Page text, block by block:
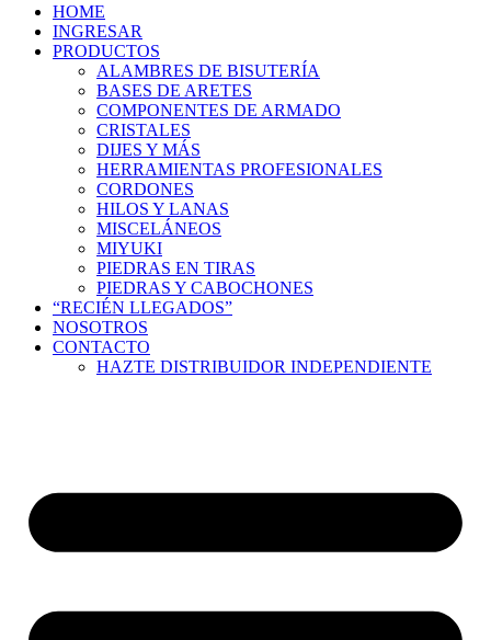
HOME
INGRESAR
PRODUCTOS
ALAMBRES DE BISUTERÍA
BASES DE ARETES
COMPONENTES DE ARMADO
CRISTALES
DIJES Y MÁS
HERRAMIENTAS PROFESIONALES
CORDONES
HILOS Y LANAS
MISCELÁNEOS
MIYUKI
PIEDRAS EN TIRAS
PIEDRAS Y CABOCHONES
“RECIÉN LLEGADOS”
NOSOTROS
CONTACTO
HAZTE DISTRIBUIDOR INDEPENDIENTE